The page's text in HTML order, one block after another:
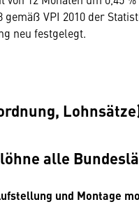
gemäß VPI 2010 der
neu festgelegt.
alle
und Montage